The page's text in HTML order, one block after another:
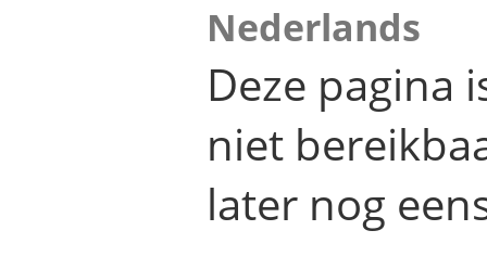
Nederlands
Deze pagina
niet
later nog